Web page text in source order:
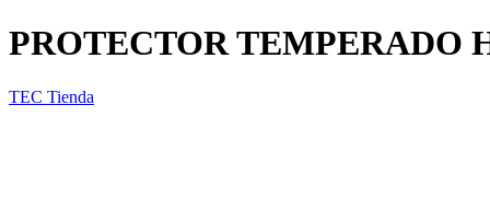
PROTECTOR TEMPERADO
TEC Tienda